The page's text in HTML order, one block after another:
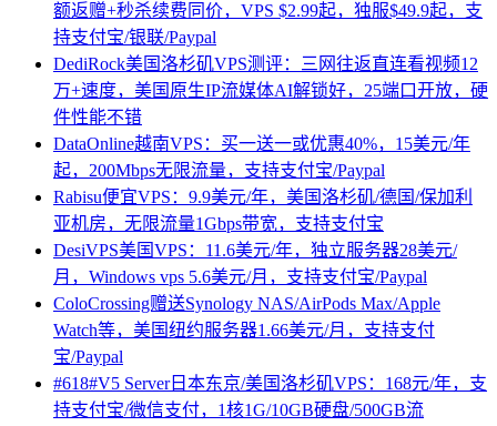
额返赠+秒杀续费同价，VPS $2.99起，独服$49.9起，支
持支付宝/银联/Paypal
DediRock美国洛杉矶VPS测评：三网往返直连看视频12
万+速度，美国原生IP流媒体AI解锁好，25端口开放，硬
件性能不错
DataOnline越南VPS：买一送一或优惠40%，15美元/年
起，200Mbps无限流量，支持支付宝/Paypal
Rabisu便宜VPS：9.9美元/年，美国洛杉矶/德国/保加利
亚机房，无限流量1Gbps带宽，支持支付宝
DesiVPS美国VPS：11.6美元/年，独立服务器28美元/
月，Windows vps 5.6美元/月，支持支付宝/Paypal
ColoCrossing赠送Synology NAS/AirPods Max/Apple
Watch等，美国纽约服务器1.66美元/月，支持支付
宝/Paypal
#618#V5 Server日本东京/美国洛杉矶VPS：168元/年，支
持支付宝/微信支付，1核1G/10GB硬盘/500GB流